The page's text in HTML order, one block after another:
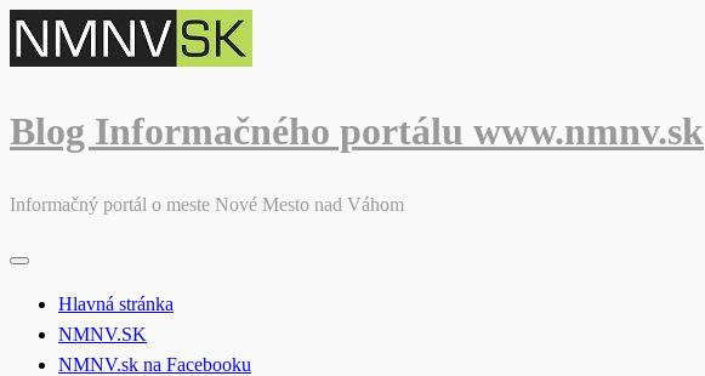
Skip
to
Blog Informačného portálu www.nmnv.sk
Informačný portál o meste Nové Mesto nad Váhom
Hlavná stránka
NMNV.SK
NMNV.sk na Facebooku